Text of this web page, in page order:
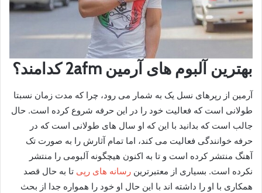
بهترین آلبوم های آرمین 2afm کدامند؟
آرمین از رپرهای نسل یک به شمار می‌ رود، چرا که مدت زمان نسبتا
طولانی است که فعالیت خود را در این حرفه شروع کرده است. حال
جالب است که بدانید با این که او سال‌ های طولانی است که در
حرفه خوانندگی فعالیت می‌ کند، اما تمام آثارش را به صورت تک
آهنگ منتشر کرده است و تا به اکنون هیچگونه آلبومی را منتشر
نکرده است. بسیاری از معتبرترین رسانه های رپی تا به حال قصد
همکاری با او را داشته اند با این حال او خود را همواره جدا از بحث